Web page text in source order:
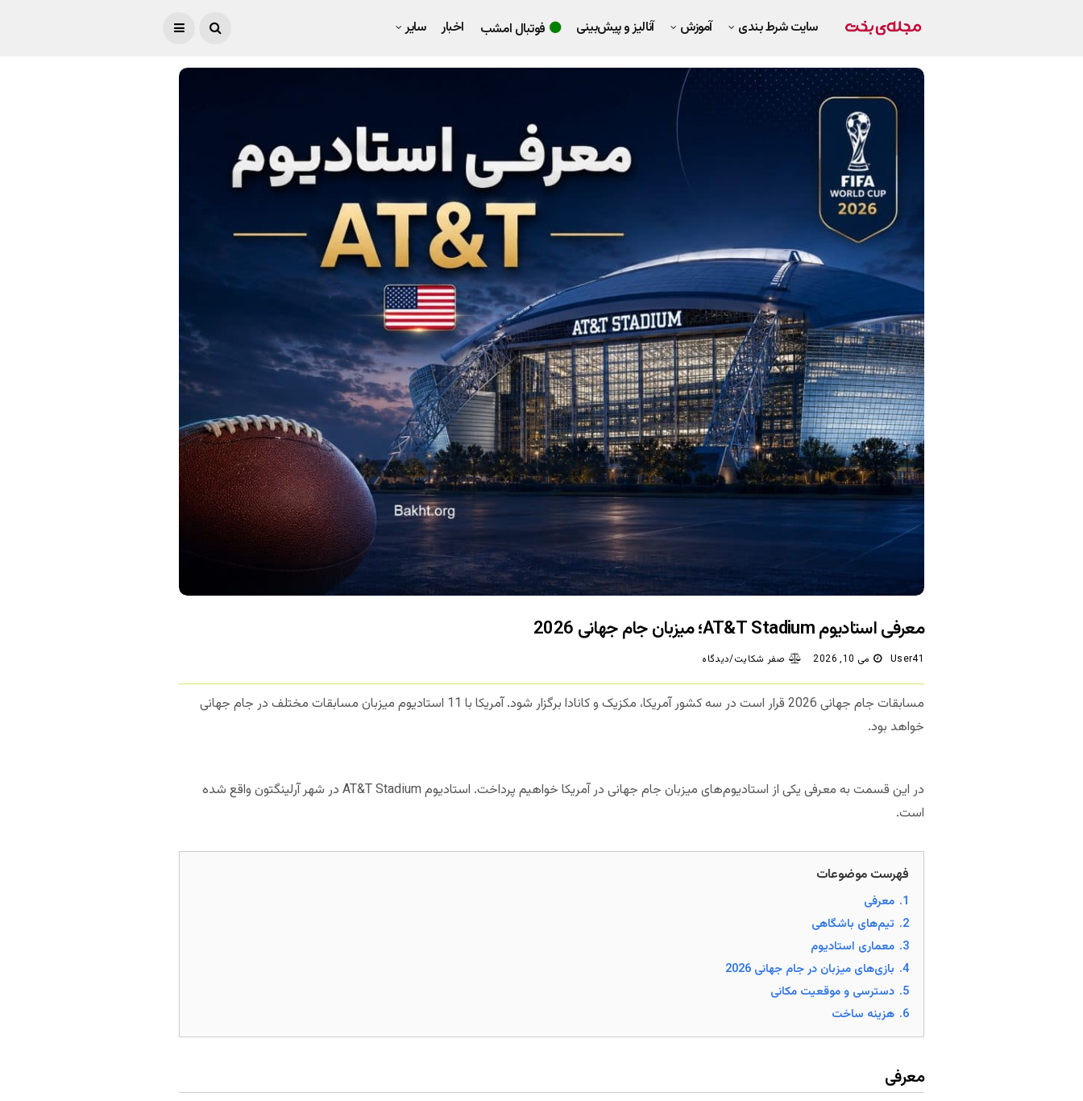
سایت شرط بندی آموزش آنالیز و پیش‌بینی فوتبال امشب اخبار سایر
معرفی استادیوم AT&T Stadium؛ میزبان جام جهانی 2026
User41 می 10, 2026 صفر شکایت/دیدگاه
مسابقات جام جهانی 2026 قرار است در سه کشور آمریکا، مکزیک و کانادا برگزار شود. آمریکا با 11 استادیوم میزبان مسابقات مختلف در جام جهانی
خواهد بود.
در این قسمت به معرفی یکی از استادیوم‌های میزبان جام جهانی در آمریکا خواهیم پرداخت. استادیوم AT&T Stadium در شهر آرلینگتون واقع شده
است.
فهرست موضوعات
1. معرفی
2. تیم‌های باشگاهی
3. معماری استادیوم
4. بازی‌های میزبان در جام جهانی 2026
5. دسترسی و موقعیت مکانی
6. هزینه ساخت
معرفی